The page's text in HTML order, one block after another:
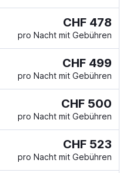
CHF 478
pro Nacht mit Gebühren
CHF 499
pro Nacht mit Gebühren
CHF 500
pro Nacht mit Gebühren
CHF 523
pro Nacht mit Gebühren